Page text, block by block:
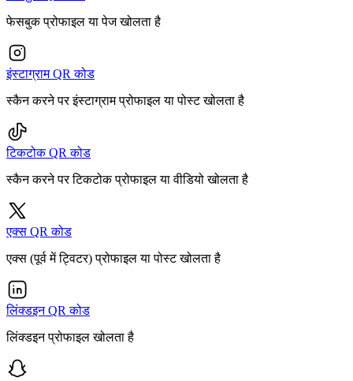
फेसबुक प्रोफाइल या पेज खोलता है
इंस्टाग्राम QR कोड
स्कैन करने पर इंस्टाग्राम प्रोफाइल या पोस्ट खोलता है
टिकटोक QR कोड
स्कैन करने पर टिकटोक प्रोफाइल या वीडियो खोलता है
एक्स QR कोड
एक्स (पूर्व में ट्विटर) प्रोफाइल या पोस्ट खोलता है
लिंक्डइन QR कोड
लिंक्डइन प्रोफाइल खोलता है